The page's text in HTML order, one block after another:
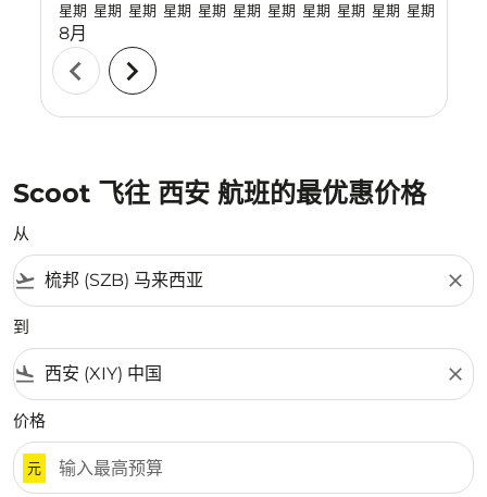
星期
8月
星期 星期 星期 星期 星期 星期 星期 星期 星期 星期
chevron_left chevron_right
Scoot 飞往 西安 航班的最优惠价格
从
flight_takeoff close
到
flight_land close
价格
元